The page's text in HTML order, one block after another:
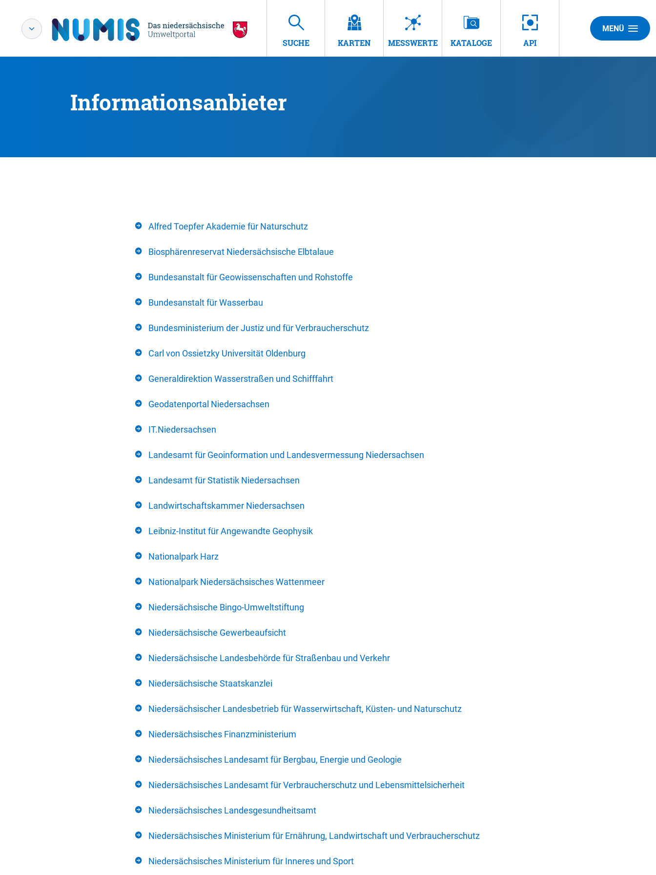
SUCHE KARTEN MESSWERTE KATALOGE API
MENÜ
Informationsanbieter
Alfred Toepfer Akademie für Naturschutz
Biosphärenreservat Niedersächsische Elbtalaue
Bundesanstalt für Geowissenschaften und Rohstoffe
Bundesanstalt für Wasserbau
Bundesministerium der Justiz und für Verbraucherschutz
Carl von Ossietzky Universität Oldenburg
Generaldirektion Wasserstraßen und Schifffahrt
Geodatenportal Niedersachsen
IT.Niedersachsen
Landesamt für Geoinformation und Landesvermessung Niedersachsen
Landesamt für Statistik Niedersachsen
Landwirtschaftskammer Niedersachsen
Leibniz-Institut für Angewandte Geophysik
Nationalpark Harz
Nationalpark Niedersächsisches Wattenmeer
Niedersächsische Bingo-Umweltstiftung
Niedersächsische Gewerbeaufsicht
Niedersächsische Landesbehörde für Straßenbau und Verkehr
Niedersächsische Staatskanzlei
Niedersächsischer Landesbetrieb für Wasserwirtschaft, Küsten- und Naturschutz
Niedersächsisches Finanzministerium
Niedersächsisches Landesamt für Bergbau, Energie und Geologie
Niedersächsisches Landesamt für Verbraucherschutz und Lebensmittelsicherheit
Niedersächsisches Landesgesundheitsamt
Niedersächsisches Ministerium für Ernährung, Landwirtschaft und Verbraucherschutz
Niedersächsisches Ministerium für Inneres und Sport